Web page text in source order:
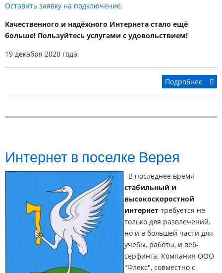
Оставить заявку на подключение.
Качественного и надёжного Интернета стало ещё
больше! Пользуйтесь услугами с удовольствием!
19 декабря 2020 года
Подробнее
Интернет в поселке Верея
В последнее время
стабильный и
высокоскоростной
интернет требуется не
только для развлечений,
но и в большей части для
учебы, работы, и веб-
серфинга. Компания ООО
"Флекс", совместно с